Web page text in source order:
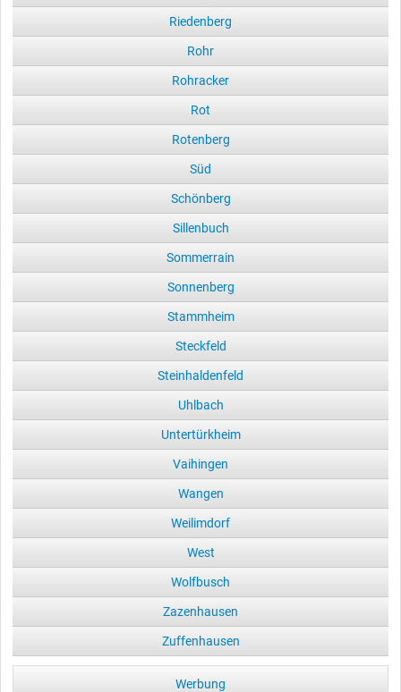
Riedenberg
Rohr
Rohracker
Rot
Rotenberg
Süd
Schönberg
Sillenbuch
Sommerrain
Sonnenberg
Stammheim
Steckfeld
Steinhaldenfeld
Uhlbach
Untertürkheim
Vaihingen
Wangen
Weilimdorf
West
Wolfbusch
Zazenhausen
Zuffenhausen
Werbung